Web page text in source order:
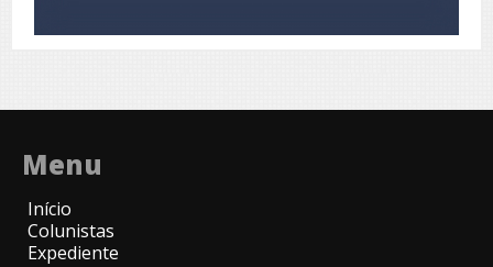
Menu
Início
Colunistas
Expediente